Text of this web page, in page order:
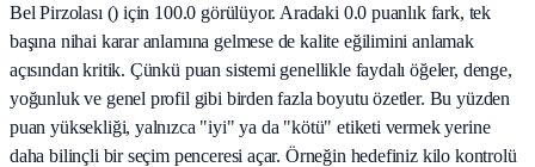
Bel Pirzolası () için 100.0 görülüyor. Aradaki 0.0 puanlık fark, tek
başına nihai karar anlamına gelmese de kalite eğilimini anlamak
açısından kritik. Çünkü puan sistemi genellikle faydalı öğeler, denge,
yoğunluk ve genel profil gibi birden fazla boyutu özetler. Bu yüzden
puan yüksekliği, yalnızca "iyi" ya da "kötü" etiketi vermek yerine
daha bilinçli bir seçim penceresi açar. Örneğin hedefiniz kilo kontrolü